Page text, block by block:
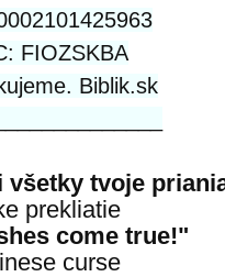
FIOZSKBA
Biblik.sk
tvoje
prekliatie
come true!"
curse